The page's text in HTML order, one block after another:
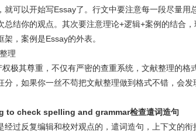
就可以开始写Essay了。行文中要注意每一段尽量用
总结你的观点。其次要注意理论+逻辑+案例的结合
，案例是Essay的外表。
理
极其尊重，不仅有严密的查重系统，文献整理的格
分，如果你一丝不苟把文献整理做到格式不错，会
to check spelling and grammar检查遣词造句
经过反复编辑和校对观点的，遣词造句，上下文的